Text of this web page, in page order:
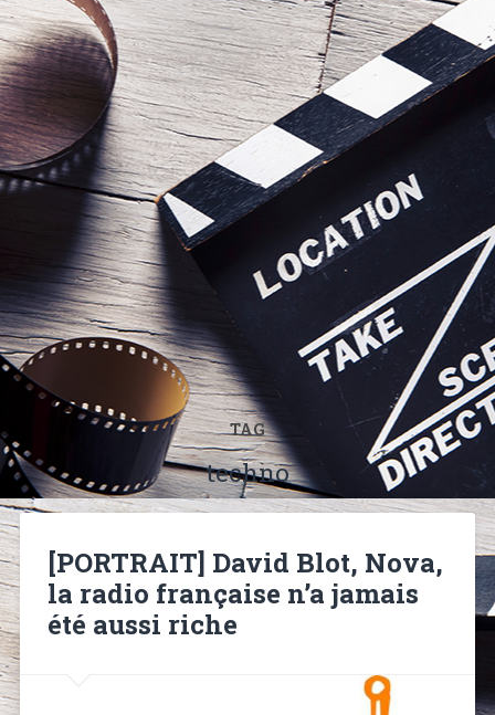
TAG
techno
[PORTRAIT] David Blot, Nova,
la radio française n’a jamais
été aussi riche